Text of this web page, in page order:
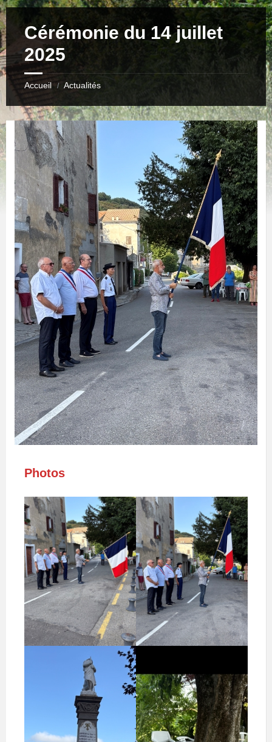
Cérémonie du 14 juillet
2025
Accueil / Actualités
Photos